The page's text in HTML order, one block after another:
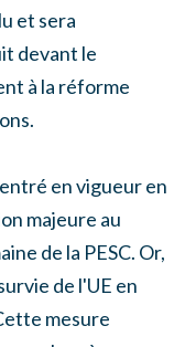
et sera
devant le
à la réforme
en vigueur en
majeure au
de la PESC. Or,
de l'UE en
mesure